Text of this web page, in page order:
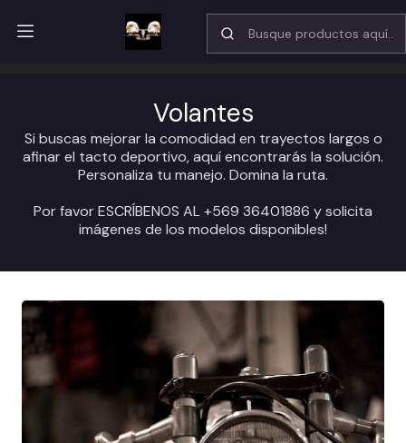
Nuestro horario de atención por WhatsApp 10:15 am a 18:30 hrs
Inicio Catálogo Volantes
Volantes
Si buscas mejorar la comodidad en trayectos largos o
afinar el tacto deportivo, aquí encontrarás la solución.
Personaliza tu manejo. Domina la ruta.
Por favor ESCRÍBENOS AL +569 36401886 y solicita
imágenes de los modelos disponibles!